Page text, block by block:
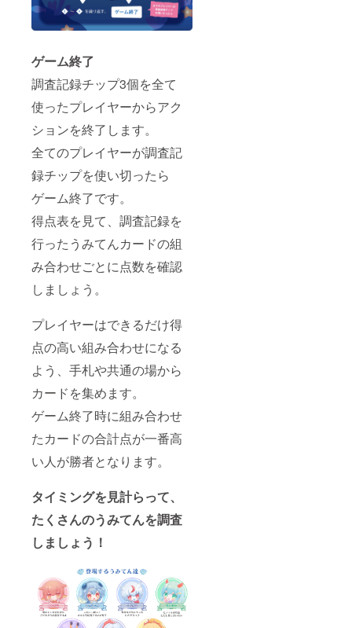
ゲーム終了
調査記録チップ3個を全て
使ったプレイヤーからアク
ションを終了します。
全てのプレイヤーが調査記
録チップを使い切ったら
ゲーム終了です。
得点表を見て、調査記録を
行ったうみてんカードの組
み合わせごとに点数を確認
しましょう。
プレイヤーはできるだけ得
点の高い組み合わせになる
よう、手札や共通の場から
カードを集めます。
ゲーム終了時に組み合わせ
たカードの合計点が一番高
い人が勝者となります。
タイミングを見計らって、
たくさんのうみてんを調査
しましょう！